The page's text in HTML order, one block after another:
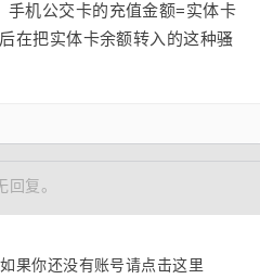
手机公交卡的充值金额=实体卡
在把实体卡余额转入的这种骚
回复。
果你还没有账号请点击这里